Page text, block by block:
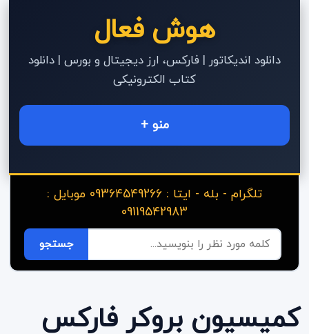
هوش فعال
دانلود اندیکاتور | فارکس، ارز دیجیتال و بورس | دانلود
کتاب الکترونیکی
منو +
تلگرام - بله - ایتا : 09364549266 موبایل :
09119542983
کمیسیون بروکر فارکس